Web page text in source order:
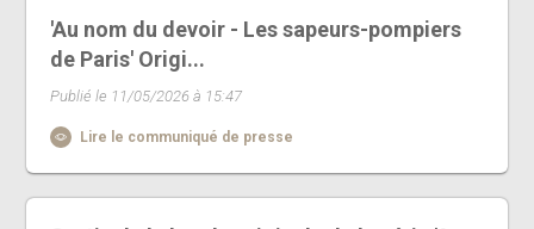
'Au nom du devoir - Les sapeurs-pompiers
de Paris' Origi...
Publié le 11/05/2026 à 15:47
Lire le communiqué de presse